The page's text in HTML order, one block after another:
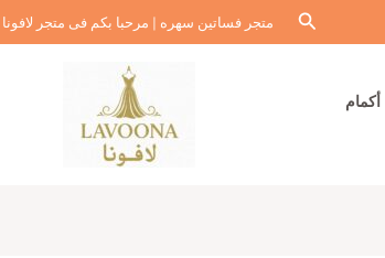
البحثمتجر فساتين سهره | مرحبا بكم فى متجر لافونا